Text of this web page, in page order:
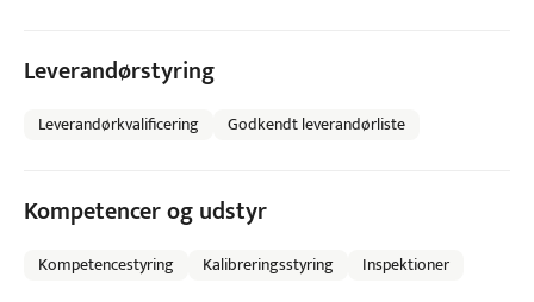
Leverandørstyring
Leverandørkvalificering Godkendt leverandørliste
Kompetencer og udstyr
Kompetencestyring Kalibreringsstyring Inspektioner